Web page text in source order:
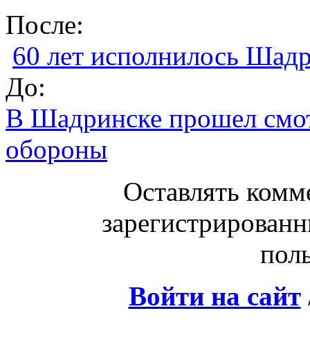
После:
60 лет исполнилось
До:
В Шадринске прошел
обороны
Оставлять
Войти на сайт